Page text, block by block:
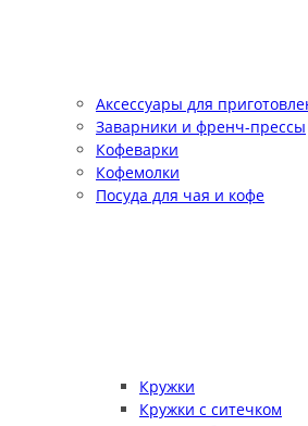
Аксессуары для
Заварники и френч-прессы
Кофеварки
Кофемолки
Посуда для чая и кофе
Кружки
Кружки с ситечком